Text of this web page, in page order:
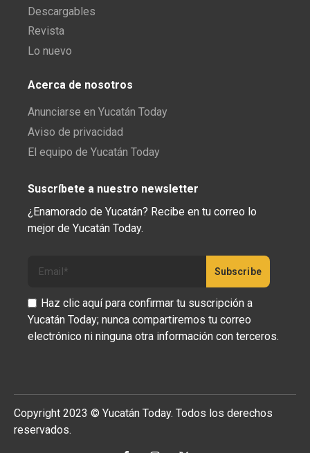
Descargables
Revista
Lo nuevo
Acerca de nosotros
Anunciarse en Yucatán Today
Aviso de privacidad
El equipo de Yucatán Today
Suscríbete a nuestro newsletter
¿Enamorado de Yucatán? Recibe en tu correo lo
mejor de Yucatán Today.
Haz clic aquí para confirmar tu suscripción a
Yucatán Today; nunca compartiremos tu correo
electrónico ni ninguna otra información con terceros.
Copyright 2023 © Yucatán Today. Todos los derechos
reservados.